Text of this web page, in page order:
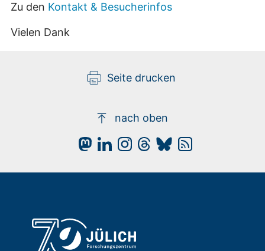
Zu den Kontakt & Besucherinfos
Vielen Dank
Seite drucken
nach oben